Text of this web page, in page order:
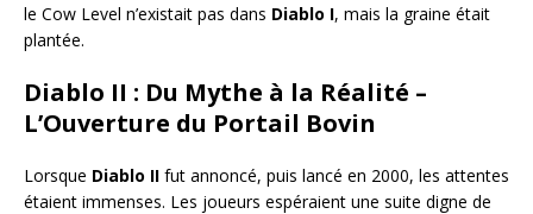
le Cow Level n’existait pas dans Diablo I, mais la graine était
plantée.
Diablo II : Du Mythe à la Réalité –
L’Ouverture du Portail Bovin
Lorsque Diablo II fut annoncé, puis lancé en 2000, les attentes
étaient immenses. Les joueurs espéraient une suite digne de